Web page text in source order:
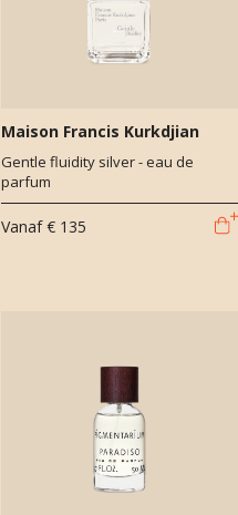
Maison Francis Kurkdjian
Gentle fluidity silver - eau de
parfum
Vanaf € 135